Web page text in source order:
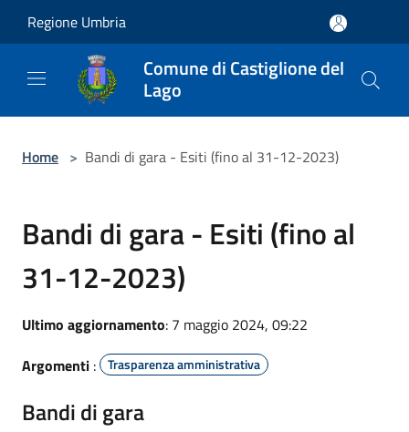
Regione Umbria
Comune di Castiglione del
Lago
Home > Bandi di gara - Esiti (fino al 31-12-2023)
Bandi di gara - Esiti (fino al
31-12-2023)
Ultimo aggiornamento: 7 maggio 2024, 09:22
Argomenti : Trasparenza amministrativa
Bandi di gara